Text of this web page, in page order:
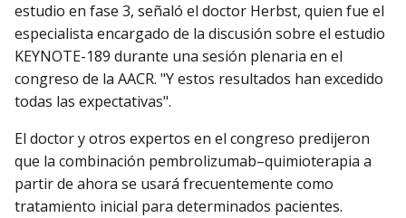
estudio en fase 3, señaló el doctor Herbst, quien fue el
especialista encargado de la discusión sobre el estudio
KEYNOTE-189 durante una sesión plenaria en el
congreso de la AACR. "Y estos resultados han excedido
todas las expectativas".
El doctor y otros expertos en el congreso predijeron
que la combinación pembrolizumab–quimioterapia a
partir de ahora se usará frecuentemente como
tratamiento inicial para determinados pacientes.